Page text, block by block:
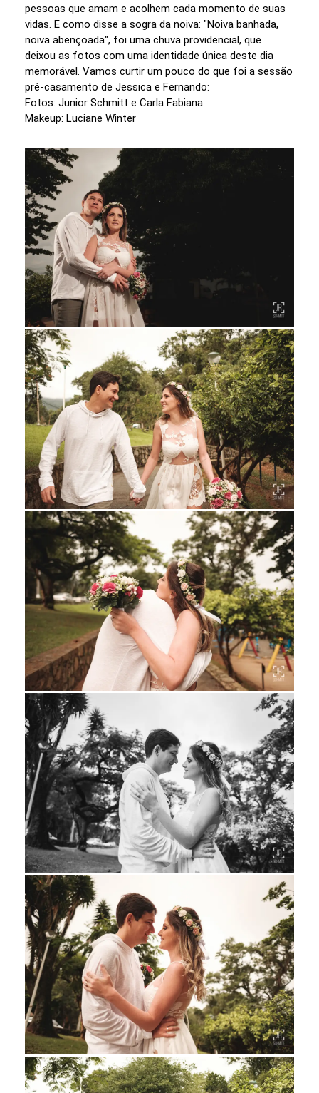
pessoas que amam e acolhem cada momento de suas
vidas. E como disse a sogra da noiva: "Noiva banhada,
noiva abençoada", foi uma chuva providencial, que
deixou as fotos com uma identidade única deste dia
memorável. Vamos curtir um pouco do que foi a sessão
pré-casamento de Jessica e Fernando:
Fotos: Junior Schmitt e Carla Fabiana
Makeup: Luciane Winter